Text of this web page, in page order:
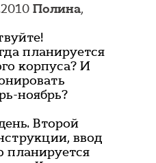
Полина,
планируется
корпуса? И
ноябрь?
Второй
ввод
планируется